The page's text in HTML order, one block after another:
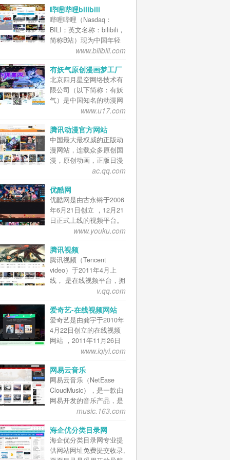
以及有关客货运规章。铁
路货运客户可以通过本网
站办理业务。 2015年12
月铁路部门介绍，并没有
设置12月2日或3日的一个
时受理旅客的手机核验业
务，通过网站与旅客手机
之间互发短信确认可联络
性。自12月1日起，铁路
客票系统启用部分新功
能，旅客期待已久的网上
购票“选座功能”已经实现
了。 为进一步方便旅客购
买车票，铁路12306于3月
10日开通团体票预订业
务，个人和单位均可预
订。此前，旅客购买团体
票只能通过拨打电话或前
往售票窗口。 12306网站
C、D、G字头的动车组列
车选座功能于2017年10月
12日正式上线运行。自
2017年11月23日起，中国
铁路客户服务中心12306
网站微信支付服务功能上
线运行。每天23:00～
06:00维护期间如需办理
路车站窗口办理。 2020
年7月1日，12306官方支
付宝小程序已正式上线，
用户可以购买火车票或退
改签，或上支付宝
月30日，12306网站售票
服务时间，从每日的6:00
至23:30，提前到每日5:00
至23:30。 2021年9月1
日，铁路12306网站适老
行，12306手机APP适老
化无障碍功能正在进行测
试准备，将于9月上旬上
语音合成等网站、APP、
小程序服务器端运行环境
的软件平台。 PHPTS 即
可以运行在云服务器用于
网站生产环境，也能够运
发环境，并可作为边缘计
算节点提供AI人工智能运
算、IoT物联网互联互通服
务。 无需专业运维知识，
可视化面板一键启停各项
服务器用于生产环境，也
能够运行在个人电脑作为
编程开发环境，并可作为
边缘计算节点。PHPTS
将会把公有云的各项PaaS
服务，逐步通过开源软件
在本地免费实现，并通过
可视化界面进行配置、管
理。个人、企业的现有笔
记本电脑、PC机、廉价工
控机，都可以利用起来，
成为边缘计算服务器，将
本地免费的计算能力、存
储能力充分利用起来，与
公有云结合，组建混合
云，实现最高性价比。
哔哩哔哩bilibili
哔哩哔哩（Nasdaq：
BILI；英文名称：bilibili，
简称B站）现为中国年轻
世代高度聚集的文化社区
2009年6月26日创建，被
粉丝们亲切地称为“B站”
。2018年3月28日，哔哩
哔哩在美国纳斯达克上市
。2020年9月15日，B站定
哩哔哩视频卫星”成功升空
。 B站早期是一个
ACG（动画、漫画、游
戏）内容创作与分享的视
频网站。 经过十年多的发
内容，构建了一个源源不
断产生优质内容的生态系
统，B站已经涵盖7000多
个兴趣圈层的多元文化社
区，曾获得QuestMobile
研究院评选的“Z世代偏爱
APP”和“Z世代偏爱泛娱乐
APP”两项榜单第一名并入
选“BrandZ”报告2019最具
价值中国品牌100强 。
2021年3月29日，哔哩哔
哩正式在香港二次上市
www.bilibili.com
有妖气原创漫画梦工厂
北京四月星空网络技术有
限公司（以下简称：有妖
气）是中国知名的动漫网
络及内容企业，奥飞娱乐
司。有妖气以互联网动漫
版权业务为核心，利用互
联网大平台优势，不断地
在网站业务，移动业务及
漫画、动画、游戏内容等
成为中国原创动漫产业的
源头砥柱型企业。 有妖气
正式成立于2009年5月，
并在同年10月上线原创漫
画网站“有妖气
中国独立原创漫画网络的
先锋领航平台，“有妖气
（www.u17.com）”汇聚了
近30000名漫画家、48000
余部漫画作品与数亿漫
迷。网站以海量的用户积
累、强势的市场营销，及
自发的活跃原创漫画工作
者们为后盾，从事原创漫
画的互联网创作、营销、
推广及商业化工作，平均
月更新作品达到60000页
以上，吐槽量突破1亿
条。 有妖气于2009年推
出网络漫画业务，2012年
推出网络动画业务，首部
剧一经推出便风靡中国，
累计网络播放量超过30亿
次。2013年启动动画电影
www.u17.com
腾讯动漫官方网站
中国最大最权威的正版动
漫网站，连载众多原创国
漫，原创动画，正版日漫
等海内外最热正版动漫内
提供漫画、动画、资讯、
论坛一站式全方位动漫服
务，为原创动漫作者提供
最优质的创作成长环境，
为中国动漫产业打造梦想
兄、中国惊奇先生、火影
忍者、海贼王、大王饶
命、三体等。 中国著名互
联网动漫平台，成立于
2012年。目前，腾讯动漫
APP、 H5产品，并且与手
机QQ合作开发QQ动漫 。
在腾讯泛娱乐战略布局
下，腾讯动漫致力推动中
国动漫产业成型，让动漫
成为当代年轻人的生活方
式。截至2017年12月，腾
讯动漫全平台月活跃用户
已经达到1.2亿；签约漫画
作品达到888部，制作动
画27部；单日图片点击量
超10亿。有超过5万位作
者在腾讯动漫平台上投
稿，在线连载漫画作品总
量超50000部，动画总点
ac.qq.com
优酷网
优酷网是由古永锵于2006
年6月21日创立 ，12月21
日正式上线的视频平台。
优酷现为阿里巴巴集团数
业务之一，也是阿里巴巴
集团“Double H（健康与快
乐）”策略的组成部分。
优酷现支持PC、电视、移
动三大终端，兼具版权、
容(UGC)、专业生成内容
(PGC)及直播等多种内容
形态。 优酷的日均付费用
户规模正持续健康增长，
于截至2020年3月31日止
50%。2019年，优酷先后
推出《长安十二时辰》
《这就是街舞》第二季等
爆款剧综 ，其中《长安十
二时辰》在Viki、亚马逊
和YouTube以“付费内容”形
式上线北美，出海国产剧
首次进入包月付费区。
2020年，优酷公布新内容
www.youku.com
腾讯视频
腾讯视频（Tencent
video）于2011年4月上
线， 是在线视频平台，拥
有流行内容和专业的媒体
视、综艺娱乐、体育赛
事、新闻资讯等为一体的
综合视频内容平台，并通
过PC端、移动端及客厅产
品等多种形态为用户提供
验。2020年11月4日，腾
讯视频（体验版）登陆国
行Nintendo Switch平台。
2021年4月3日，腾讯视频
VIP 宣布，2021年4月10
会员价格进行调整，新价
格将调整为连续包月20
元、包季58元、包年218
v.qq.com
爱奇艺-在线视频网站
爱奇艺是由龚宇于2010年
4月22日创立的在线视频
网站 ，2011年11月26日
启动“爱奇艺”品牌并推出
始，坚持“悦享品质”的公
司理念，以“用户体验”为
使命，通过持续不断的技
术投入、产品创新，为用
户提供清晰、流畅、界面
年5月7日百度收购PPS视
频业务，并与爱奇艺进行
合并，现为百度公司旗下
www.iqiyi.com
网易云音乐
网易云音乐（NetEase
CloudMusic），是一款由
网易开发的音乐产品，是
网易杭州研究院的成果，
友推荐及社交功能，在线
音乐服务主打歌单、社
交、大牌推荐和音乐指
music.163.com
海企优分类目录网
海企优分类目录网专业提
供网站网址免费提交收录,